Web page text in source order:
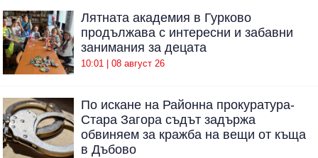
Лятната академия в Гурково
продължава с интересни и забавни
занимания за децата
10:01 | 08 август 26
По искане на Районна прокуратура-
Стара Загора съдът задържа
обвиняем за кражба на вещи от къща
в Дъбово